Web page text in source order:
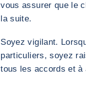
vous assurer que le
la suite.
Soyez vigilant.
particuliers, soyez
tous les accords et à